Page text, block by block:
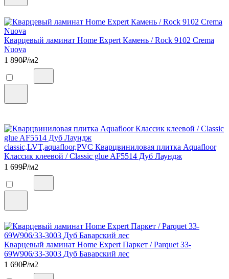
Кварцевый ламинат Home Expert Камень / Rock 9102 Crema
Nuova
1 890₽/м2
classic,LVT,aquafloor,PVC Кварцвиниловая плитка Aquafloor
Классик клеевой / Classic glue AF5514 Дуб Лаундж
1 699₽/м2
Кварцевый ламинат Home Expert Паркет / Parquet 33-
69W906/33-3003 Дуб Баварский лес
1 690₽/м2